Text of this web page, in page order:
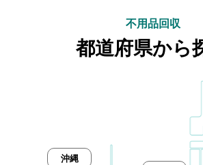
不用品回収
都道府県から
沖縄